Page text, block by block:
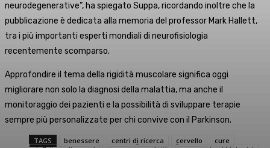
neurodegenerative”, ha spiegato Suppa, ricordando inoltre che la
pubblicazione è dedicata alla memoria del professor Mark Hallett,
tra i più importanti esperti mondiali di neurofisiologia
recentemente scomparso.
Approfondire il tema della rigidità muscolare significa oggi
migliorare non solo la diagnosi della malattia, ma anche il
monitoraggio dei pazienti e la possibilità di sviluppare terapie
sempre più personalizzate per chi convive con il Parkinson.
TAGS benessere centri di ricerca cervello
cure